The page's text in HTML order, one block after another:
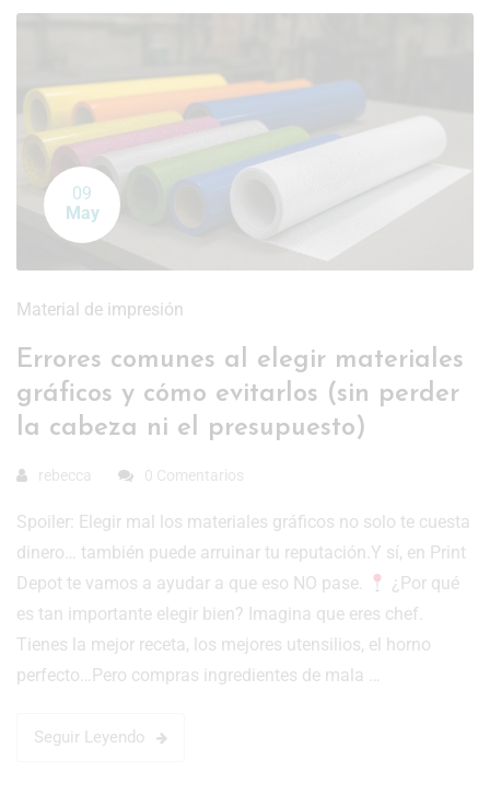
09
May
Material de impresión
Errores comunes al elegir materiales
gráficos y cómo evitarlos (sin perder
la cabeza ni el presupuesto)
rebecca 0 Comentarios
Spoiler: Elegir mal los materiales gráficos no solo te cuesta
dinero… también puede arruinar tu reputación.Y sí, en Print
Depot te vamos a ayudar a que eso NO pase.
¿Por qué
es tan importante elegir bien? Imagina que eres chef.
Tienes la mejor receta, los mejores utensilios, el horno
perfecto…Pero compras ingredientes de mala …
Seguir Leyendo